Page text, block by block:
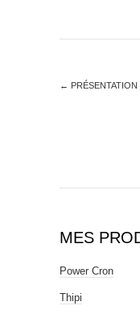
← PRÉSENTATION
MES
Power Cron
Thipi